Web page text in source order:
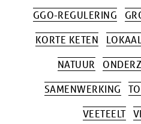
GGO-REGULERING
KORTE KETEN
LOKAAL
NATUUR
SAMENWERKING
VEETEELT